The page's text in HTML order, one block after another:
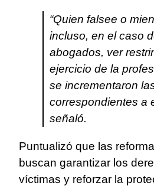
“Quien falsee o
incluso, en el caso
abogados, ver
ejercicio de la
se incrementaron
correspondientes a
señaló.
Puntualizó que las
buscan garantizar los
víctimas y reforzar la